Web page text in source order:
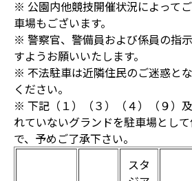
※ 公園内他競技開催状況によって
車場もございます。
※ 警察官、警備員および係員の指
すようお願いいたします。
※ 不法駐車は近隣住民のご迷惑と
ください。
※ 下記（１）（３）（４）（９）
れていないグランドを駐車場とし
で、予めご了承下さい。
スタ